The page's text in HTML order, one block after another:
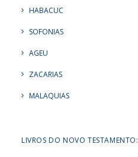
HABACUC
SOFONIAS
AGEU
ZACARIAS
MALAQUIAS
LIVROS DO NOVO TESTAMENTO: